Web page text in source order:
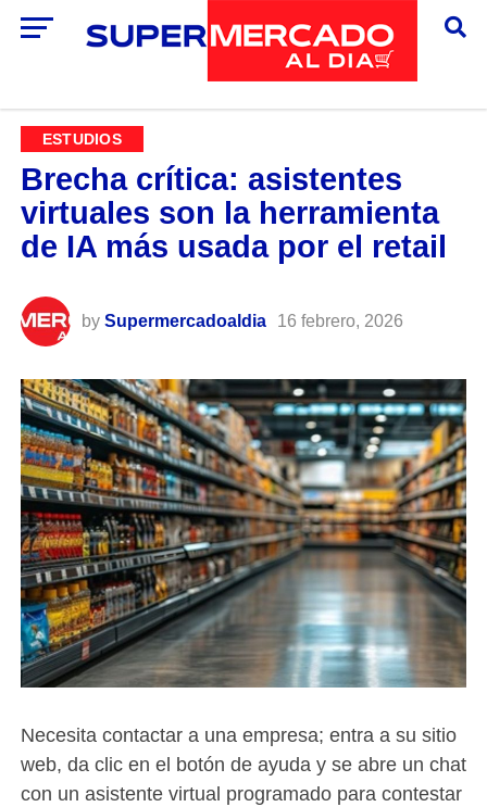
ESTUDIOS
Brecha crítica: asistentes
virtuales son la herramienta
de IA más usada por el retail
by Supermercadoaldia 16 febrero, 2026
Necesita contactar a una empresa; entra a su sitio
web, da clic en el botón de ayuda y se abre un chat
con un asistente virtual programado para contestar